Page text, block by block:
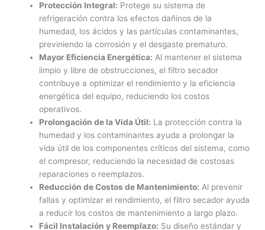
Protección Integral: Protege su sistema de
refrigeración contra los efectos dañinos de la
humedad, los ácidos y las partículas contaminantes,
previniendo la corrosión y el desgaste prematuro.
Mayor Eficiencia Energética: Al mantener el sistema
limpio y libre de obstrucciones, el filtro secador
contribuye a optimizar el rendimiento y la eficiencia
energética del equipo, reduciendo los costos
operativos.
Prolongación de la Vida Útil: La protección contra la
humedad y los contaminantes ayuda a prolongar la
vida útil de los componentes críticos del sistema, como
el compresor, reduciendo la necesidad de costosas
reparaciones o reemplazos.
Reducción de Costos de Mantenimiento: Al prevenir
fallas y optimizar el rendimiento, el filtro secador ayuda
a reducir los costos de mantenimiento a largo plazo.
Fácil Instalación y Reemplazo: Su diseño estándar y